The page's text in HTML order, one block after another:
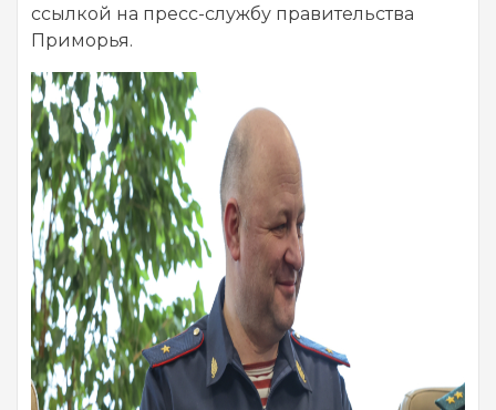
ссылкой на пресс-службу правительства
Приморья.